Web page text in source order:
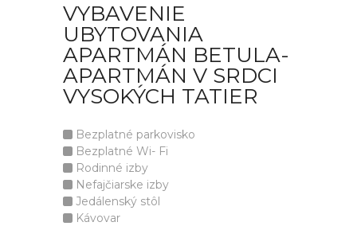
VYBAVENIE
UBYTOVANIA
APARTMÁN BETULA-
APARTMÁN V SRDCI
VYSOKÝCH TATIER
Bezplatné parkovisko
Bezplatné Wi- Fi
Rodinné izby
Nefajčiarske izby
Jedálenský stôl
Kávovar